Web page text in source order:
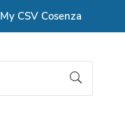
My CSV Cosenza